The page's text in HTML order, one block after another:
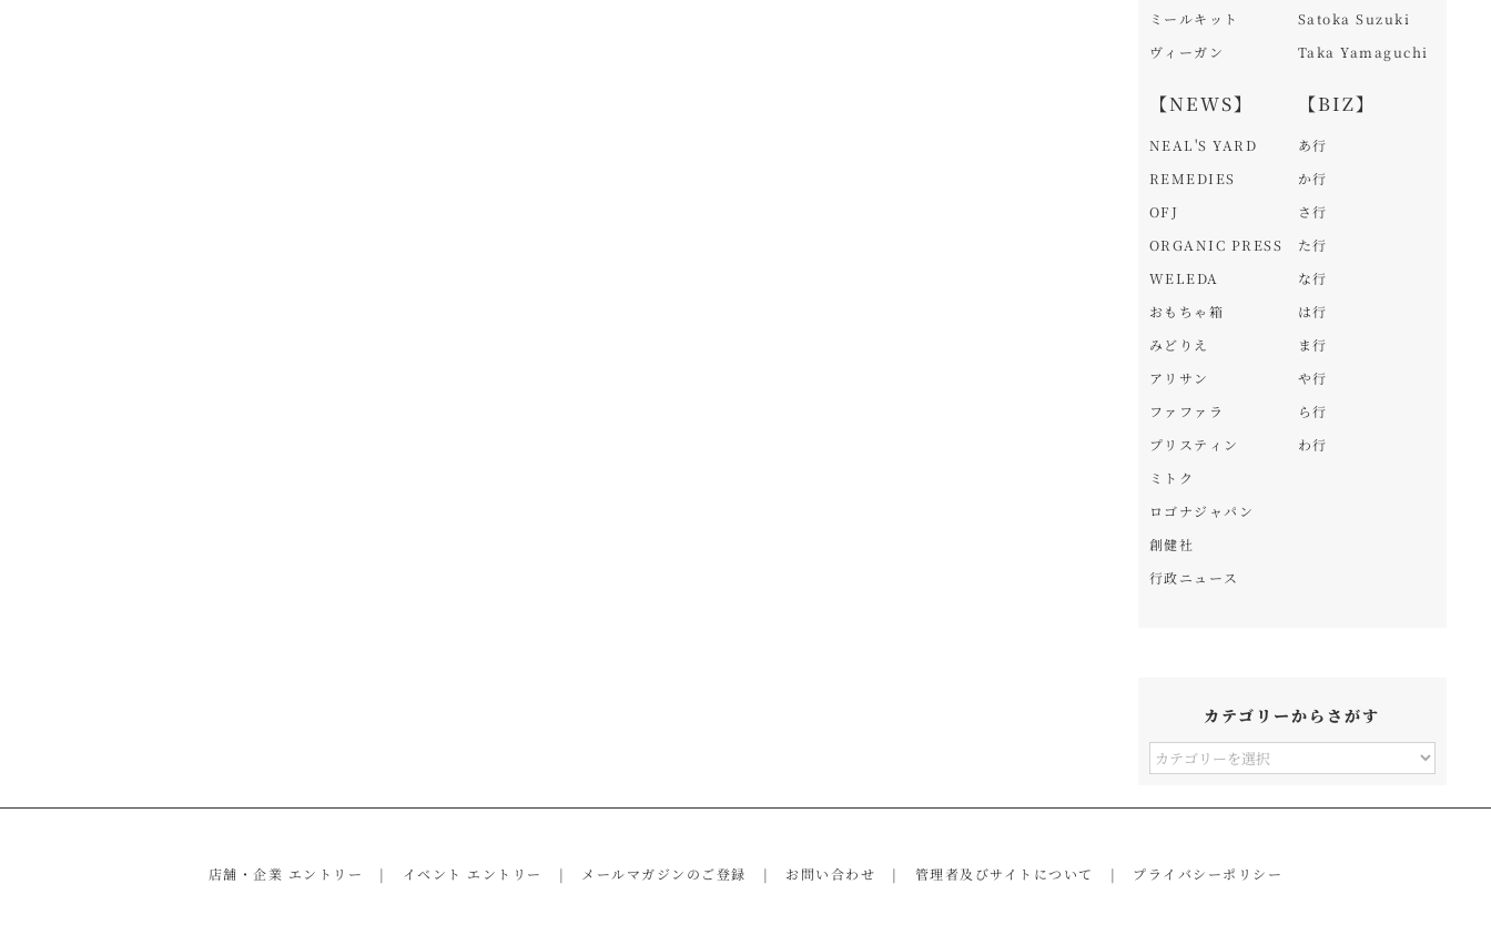
ミールキット
ヴィーガン
【NEWS】
NEAL'S YARD
REMEDIES
OFJ
ORGANIC PRESS
WELEDA
おもちゃ箱
みどりえ
アリサン
ファファラ
プリスティン
ミトク
ロゴナジャパン
創健社
行政ニュース
Satoka Suzuki
Taka Yamaguchi
【BIZ】
あ行
か行
さ行
た行
な行
は行
ま行
や行
ら行
わ行
カテゴリーからさがす
カ
ー
店舗・企業 エントリー イベント エントリー メールマガジンのご登録 お問い合わせ 管理者及びサイトについて プライバシーポリシー